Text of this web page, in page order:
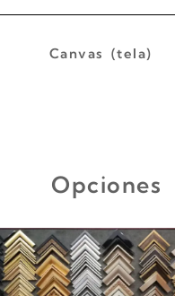
Canvas (tela)
Opciones